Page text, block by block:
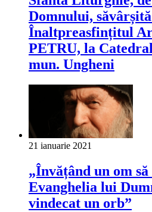
Domnului,
Înaltpreasfințitul
PETRU, la
mun. Ungheni
21 ianuarie 2021
„Învățând un om să
Evanghelia lui
vindecat un orb”